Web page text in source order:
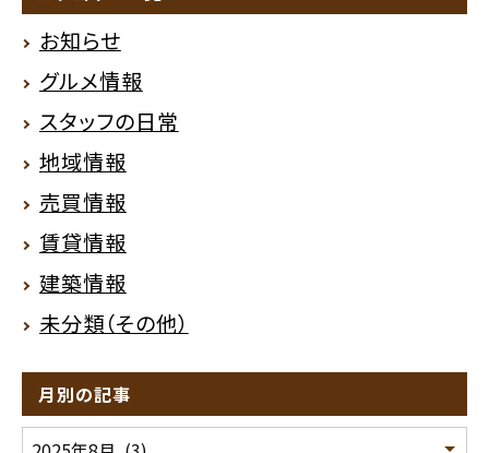
お知らせ
グルメ情報
スタッフの日常
地域情報
売買情報
賃貸情報
建築情報
未分類（その他）
月別の記事